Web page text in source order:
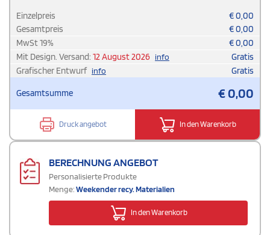
Einzelpreis €0,00
Gesamtpreis
€0,00
MwSt19% €0,00
Mit Design. Versand: 12 August 2026 info
Gratis
Grafischer Entwurf info Gratis
Gesamtsumme €0,00
Druck angebot In den Warenkorb
BERECHNUNG ANGEBOT
Personalisierte Produkte
Menge:Weekender recy. Materialien
In den Warenkorb